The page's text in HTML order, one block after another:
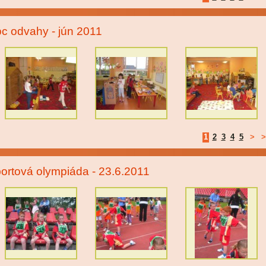
odvahy - jún 2011
1 2 3 4 5 >
olympiáda - 23.6.2011